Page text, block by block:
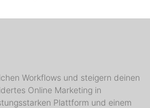
Facts:
Landstrasse 190
10€
Workflows und steigern deinen
Online Marketing in
Plattform und einem